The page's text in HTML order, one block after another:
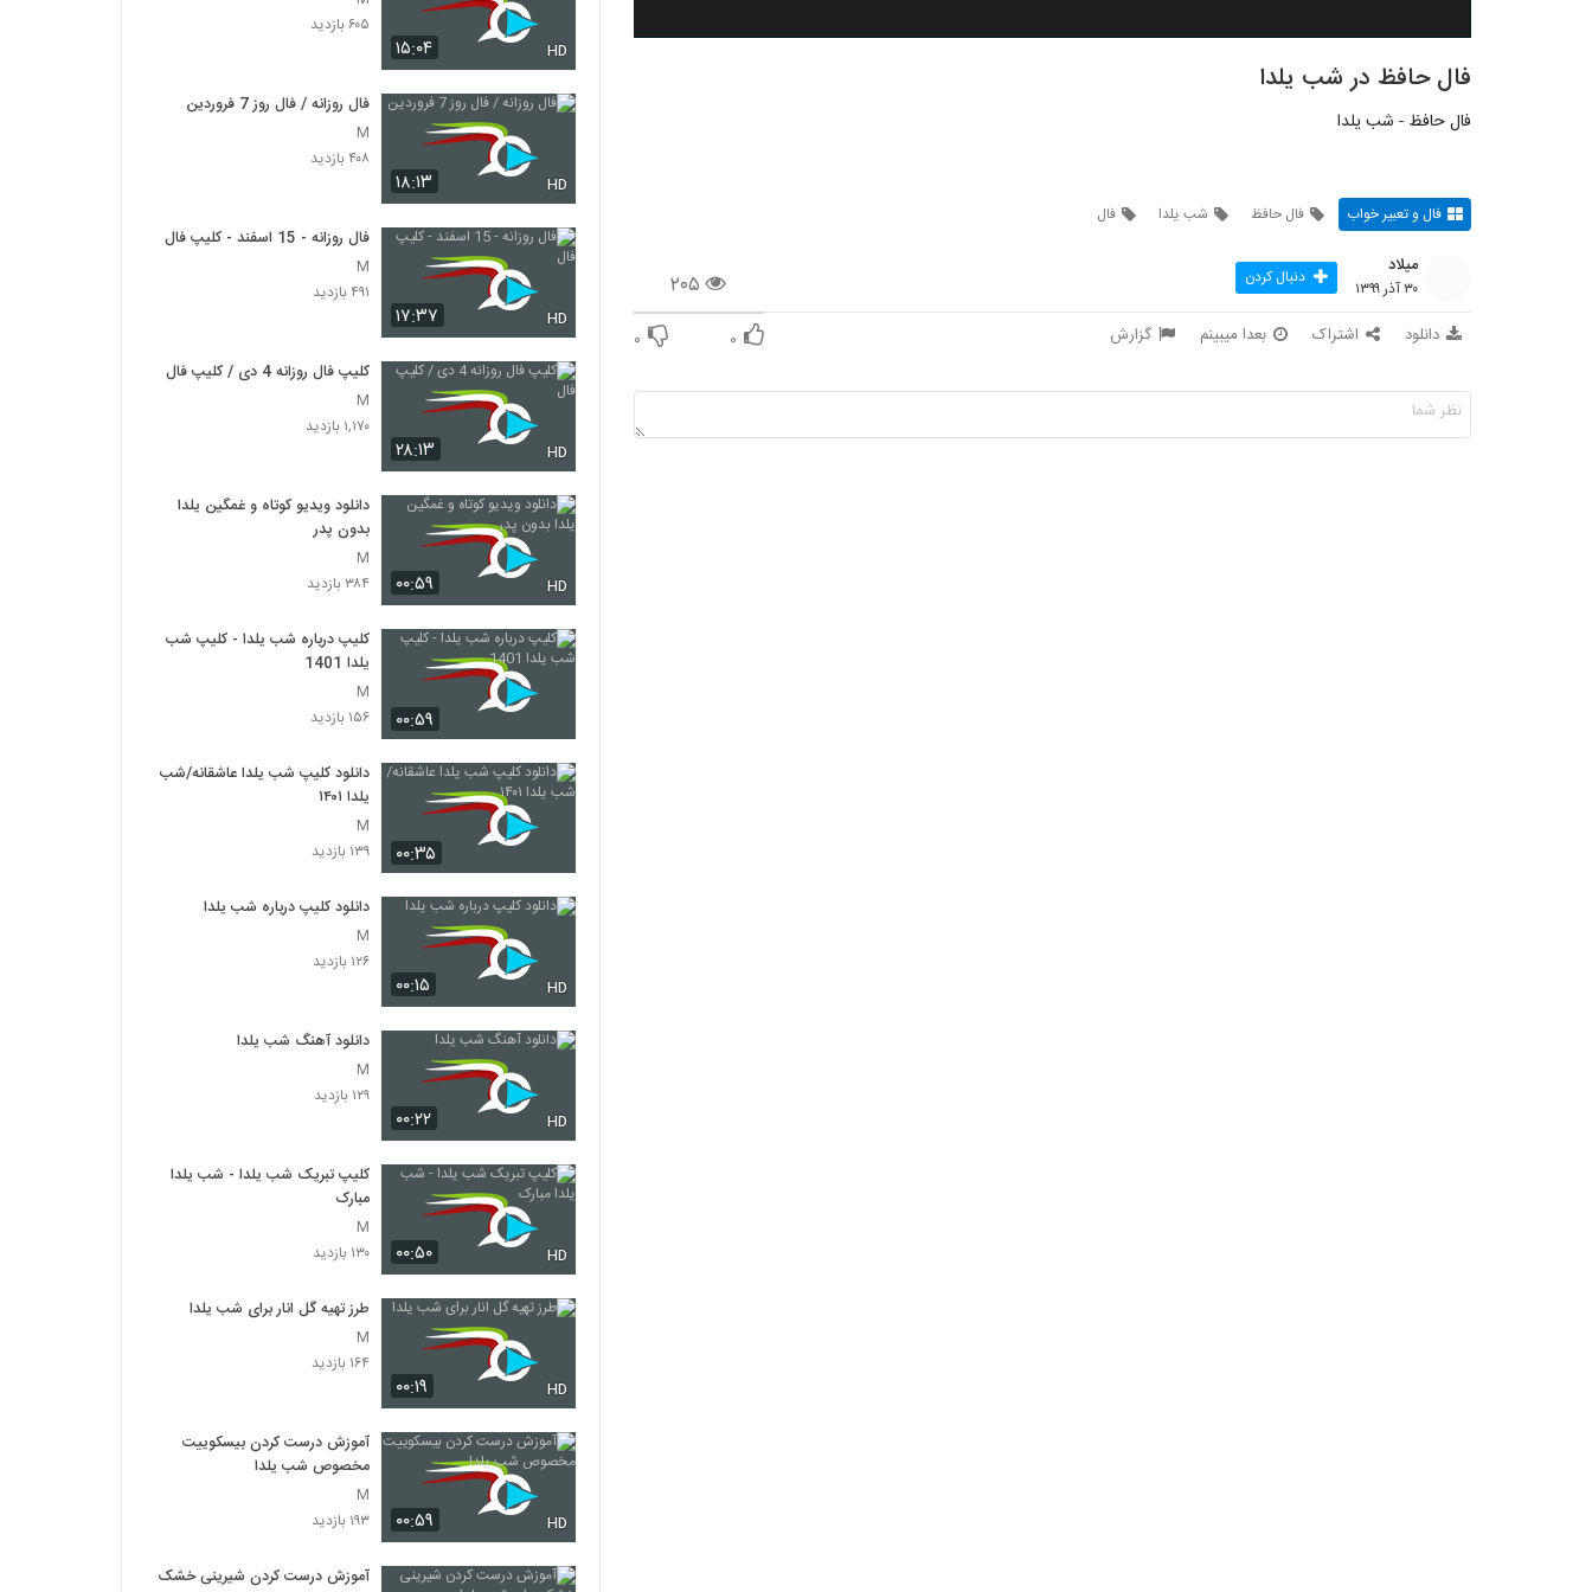
فال حافظ در شب یلدا
فال حافظ - شب یلدا
فال و تعبیر خواب فال حافظ شب یلدا فال
۲۰۵
میلاد
۳۰ آذر ۱۳۹۹ دنبال کردن
دانلود اشتراک بعدا میبینم گزارش ۰ ۰
۱۵:۰۴ HD
۶۰۵ بازدید
۱۸:۱۳ HD
فال روزانه / فال روز 7 فروردین
M
۴۰۸ بازدید
۱۷:۳۷ HD
فال روزانه - 15 اسفند - کلیپ فال
M
۴۹۱ بازدید
۲۸:۱۳ HD
کلیپ فال روزانه 4 دی / کلیپ فال
M
۱,۱۷۰ بازدید
۰۰:۵۹ HD
دانلود ویدیو کوتاه و غمگین یلدا
بدون پدر
M
۳۸۴ بازدید
۰۰:۵۹
کلیپ درباره شب یلدا - کلیپ شب
یلدا 1401
M
۱۵۶ بازدید
۰۰:۳۵
دانلود کلیپ شب یلدا عاشقانه/شب
یلدا ۱۴۰۱
M
۱۳۹ بازدید
۰۰:۱۵ HD
دانلود کلیپ درباره شب یلدا
M
۱۲۶ بازدید
۰۰:۲۲ HD
دانلود آهنگ شب یلدا
M
۱۲۹ بازدید
۰۰:۵۰ HD
کلیپ تبریک شب یلدا - شب یلدا
مبارک
M
۱۳۰ بازدید
۰۰:۱۹ HD
طرز تهیه گل انار برای شب یلدا
M
۱۶۴ بازدید
۰۰:۵۹ HD
آموزش درست کردن بیسکوییت
مخصوص شب یلدا
M
۱۹۳ بازدید
آموزش درست کردن شیرینی خشک